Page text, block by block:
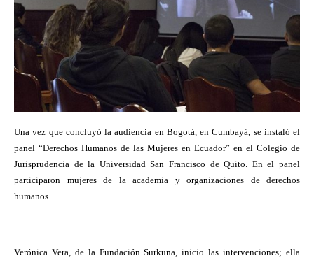
Una vez que concluyó la audiencia en Bogotá, en Cumbayá, se instaló el
panel “Derechos Humanos de las Mujeres en Ecuador” en el Colegio de
Jurisprudencia de la Universidad San Francisco de Quito. En el panel
participaron mujeres de la academia y organizaciones de derechos
humanos.
Verónica Vera, de la Fundación Surkuna, inicio las intervenciones; ella